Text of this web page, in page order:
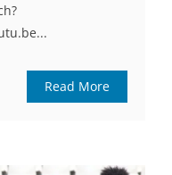
Read More